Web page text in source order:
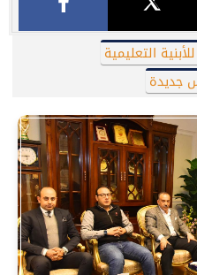
التعليمية
جديدة